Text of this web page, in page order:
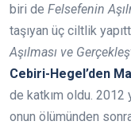
biri de Felsefenin
taşıyan üç ciltlik
Aşılması ve
Cebiri-Hegel’den
de katkım oldu. 2012
onun ölümünden